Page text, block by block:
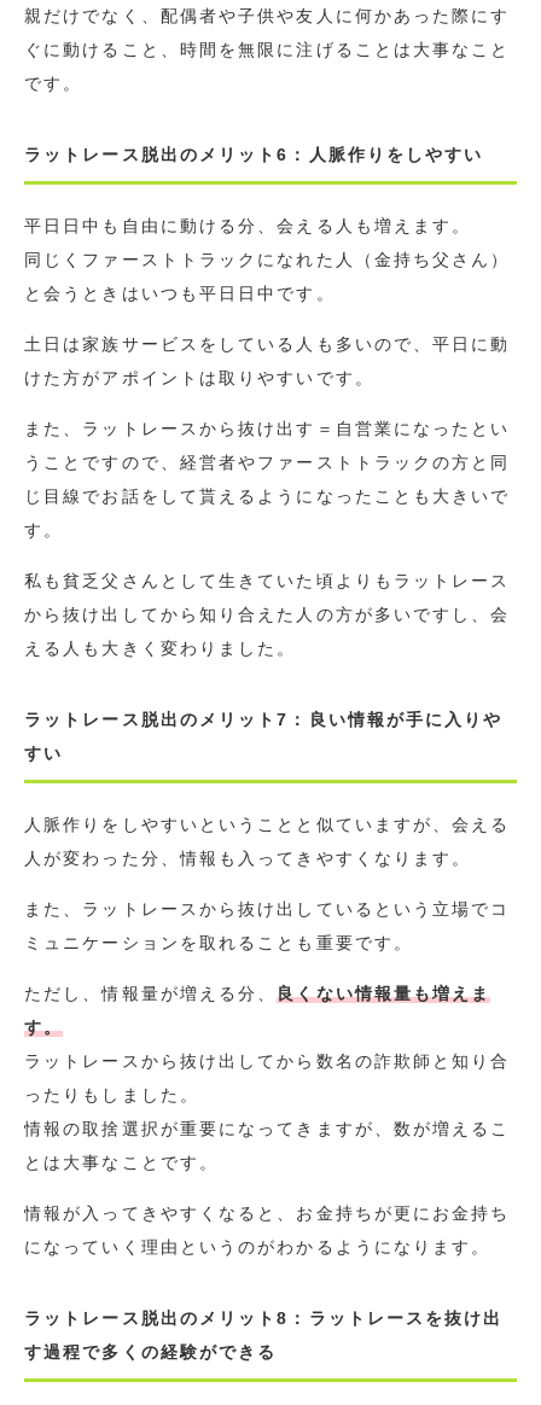
親だけでなく、配偶者や子供や友人に何かあった際にす
ぐに動けること、時間を無限に注げることは大事なこと
です。
ラットレース脱出のメリット6：人脈作りをしやすい
平日日中も自由に動ける分、会える人も増えます。
同じくファーストトラックになれた人（金持ち父さん）
と会うときはいつも平日日中です。
土日は家族サービスをしている人も多いので、平日に動
けた方がアポイントは取りやすいです。
また、ラットレースから抜け出す＝自営業になったとい
うことですので、経営者やファーストトラックの方と同
じ目線でお話をして貰えるようになったことも大きいで
す。
私も貧乏父さんとして生きていた頃よりもラットレース
から抜け出してから知り合えた人の方が多いですし、会
える人も大きく変わりました。
ラットレース脱出のメリット7：良い情報が手に入りや
すい
人脈作りをしやすいということと似ていますが、会える
人が変わった分、情報も入ってきやすくなります。
また、ラットレースから抜け出しているという立場でコ
ミュニケーションを取れることも重要です。
ただし、情報量が増える分、良くない情報量も増えま
す。
ラットレースから抜け出してから数名の詐欺師と知り合
ったりもしました。
情報の取捨選択が重要になってきますが、数が増えるこ
とは大事なことです。
情報が入ってきやすくなると、お金持ちが更にお金持ち
になっていく理由というのがわかるようになります。
ラットレース脱出のメリット8：ラットレースを抜け出
す過程で多くの経験ができる